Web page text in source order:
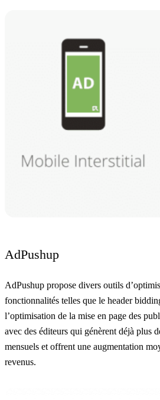
AdPushup
AdPushup propose divers outils
fonctionnalités telles que le header
l’optimisation de la mise en page des
avec des éditeurs qui génèrent déjà plus
mensuels et offrent une augmentation
revenus.